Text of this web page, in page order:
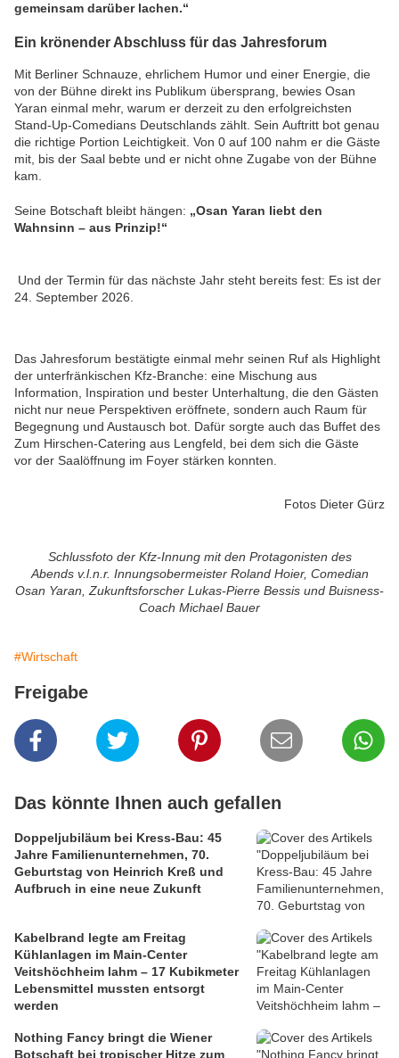
gemeinsam darüber lachen.“
Ein krönender Abschluss für das Jahresforum
Mit Berliner Schnauze, ehrlichem Humor und einer Energie, die
von der Bühne direkt ins Publikum übersprang, bewies Osan
Yaran einmal mehr, warum er derzeit zu den erfolgreichsten
Stand-Up-Comedians Deutschlands zählt. Sein Auftritt bot genau
die richtige Portion Leichtigkeit. Von 0 auf 100 nahm er die Gäste
mit, bis der Saal bebte und er nicht ohne Zugabe von der Bühne
kam.
Seine Botschaft bleibt hängen: „Osan Yaran liebt den
Wahnsinn – aus Prinzip!“
Und der Termin für das nächste Jahr steht bereits fest: Es ist der
24. September 2026.
Das Jahresforum bestätigte einmal mehr seinen Ruf als Highlight
der unterfränkischen Kfz-Branche: eine Mischung aus
Information, Inspiration und bester Unterhaltung, die den Gästen
nicht nur neue Perspektiven eröffnete, sondern auch Raum für
Begegnung und Austausch bot. Dafür sorgte auch das Buffet des
Zum Hirschen-Catering aus Lengfeld, bei dem sich die Gäste
vor der Saalöffnung im Foyer stärken konnten.
Fotos Dieter Gürz
Schlussfoto der Kfz-Innung mit den Protagonisten des
Abends v.l.n.r. Innungsobermeister Roland Hoier, Comedian
Osan Yaran, Zukunftsforscher Lukas-Pierre Bessis und Buisness-
Coach Michael Bauer
#Wirtschaft
Freigabe
Das könnte Ihnen auch gefallen
Doppeljubiläum bei Kress-Bau: 45
Jahre Familienunternehmen, 70.
Geburtstag von Heinrich Kreß und
Aufbruch in eine neue Zukunft
Kabelbrand legte am Freitag
Kühlanlagen im Main-Center
Veitshöchheim lahm – 17 Kubikmeter
Lebensmittel mussten entsorgt
werden
Nothing Fancy bringt die Wiener
Botschaft bei tropischer Hitze zum